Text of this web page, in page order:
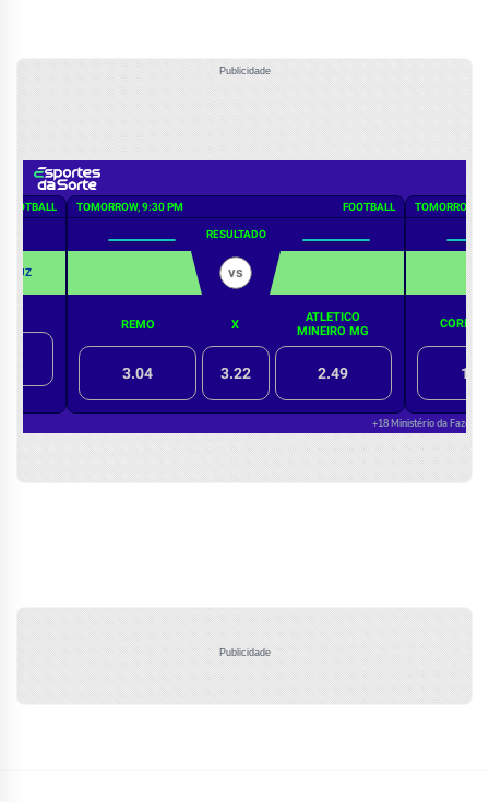
Publicidade
Publicidade